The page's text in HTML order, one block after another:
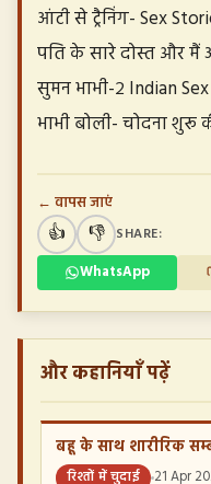
आंटी से ट्रैनिंग- Sex
पति के सारे दोस्त और
सुमन भाभी-२ Indian
भाभी बोली- चोदना शुरू
← वापस जाएं
👍 👎 SHARE:
WhatsApp
और कहानियाँ पढ़ें
बहू के साथ शारीरिक
रिश्तों में चुदाई 21 Apr